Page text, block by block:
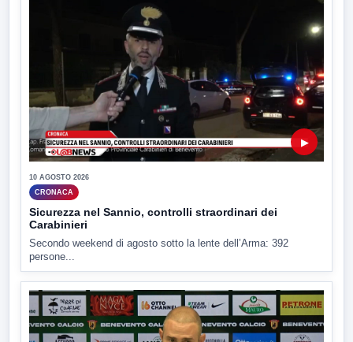
▶
10 AGOSTO 2026
CRONACA
Sicurezza nel Sannio, controlli straordinari dei
Carabinieri
Secondo weekend di agosto sotto la lente dell’Arma: 392
persone...